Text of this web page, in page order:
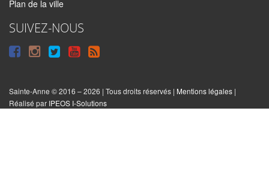
Plan de la ville
SUIVEZ-NOUS
Suivre
Facebook
Suivre
Instagram
Suivre
Twitter
Syndiquer
le
site
Sainte-Anne © 2016 – 2026 | Tous droits réservés | Mentions légales |
Réalisé par IPEOS I-Solutions
Réinitialiser